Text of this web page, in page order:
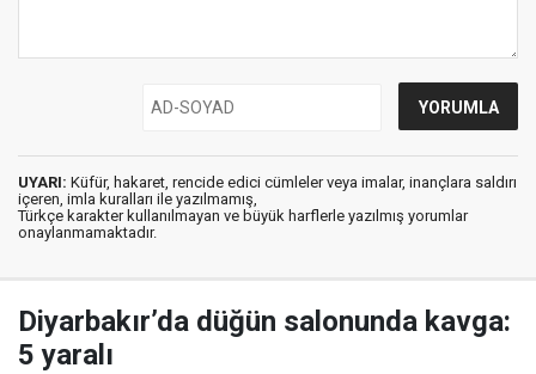
UYARI: Küfür, hakaret, rencide edici cümleler veya imalar, inançlara saldırı
içeren, imla kuralları ile yazılmamış,
Türkçe karakter kullanılmayan ve büyük harflerle yazılmış yorumlar
onaylanmamaktadır.
Diyarbakır’da düğün salonunda kavga:
5 yaralı